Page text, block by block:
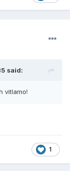
said:
vitlamo!
1